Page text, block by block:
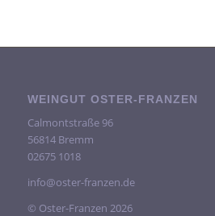
WEINGUT OSTER-FRANZEN
Calmontstraße 96
56814 Bremm
02675 1018
info@oster-franzen.de
© Oster-Franzen 2026